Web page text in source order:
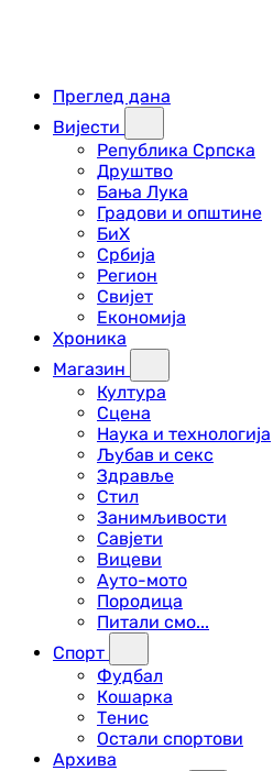
Преглед дана
Вијести
Република Српска
Друштво
Бања Лука
Градови и општине
БиХ
Србија
Регион
Свијет
Економија
Хроника
Магазин
Култура
Сцена
Наука и технологија
Љубав и секс
Здравље
Стил
Занимљивости
Савјети
Вицеви
Ауто-мото
Породица
Питали смо...
Спорт
Фудбал
Кошарка
Тенис
Остали спортови
Архива